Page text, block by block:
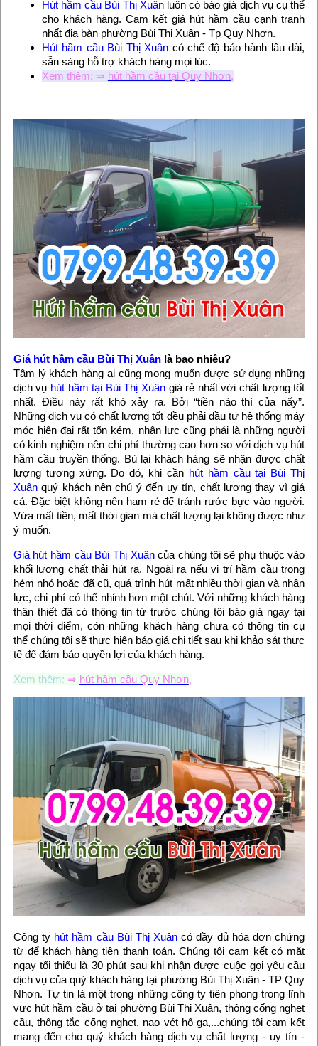
Hút hầm cầu Bùi Thị Xuânluôn có báo giá dịch vụ cụ thể
cho khách hàng. Cam kết giá hút hầm cầu cạnh tranh
nhất địa bàn phường Bùi Thị Xuân - Tp Quy Nhơn.
Hút hầm cầu Bùi Thị Xuân có chế độ bảo hành lâu dài,
sẵn sàng hỗ trợ khách hàng mọi lúc.
Xem thêm: ⇒ hút hầm cầu tại Quy Nhơn,
Giá hút hầm cầu Bùi Thị Xuânlà bao nhiêu?
Tâm lý khách hàng ai cũng mong muốn được sử dụng những
dịch vụ hút hầm tại Bùi Thị Xuân giá rẻ nhất với chất lượng tốt
nhất. Điều này rất khó xảy ra. Bởi “tiền nào thì của nấy”.
Những dịch vụ có chất lượng tốt đều phải đầu tư hệ thống máy
móc hiện đại rất tốn kém, nhân lực cũng phải là những người
có kinh nghiệm nên chi phí thường cao hơn so với dịch vụ hút
hầm cầu truyền thống. Bù lại khách hàng sẽ nhận được chất
lượng tương xứng. Do đó, khi cần hút hầm cầu tại Bùi Thị
Xuânquý khách nên chú ý đến uy tín, chất lượng thay vì giá
cả. Đặc biệt không nên ham rẻ để tránh rước bực vào người.
Vừa mất tiền, mất thời gian mà chất lượng lại không được như
ý muốn.
Giá hút hầm cầu Bùi Thị Xuâncủa chúng tôi sẽ phụ thuộc vào
khối lượng chất thải hút ra. Ngoài ra nếu vị trí hầm cầu trong
hẻm nhỏ hoặc đã cũ, quá trình hút mất nhiều thời gian và nhân
lực, chi phí có thể nhỉnh hơn một chút. Với những khách hàng
thân thiết đã có thông tin từ trước chúng tôi báo giá ngay tại
mọi thời điểm, cón những khách hàng chưa có thông tin cụ
thể chúng tôi sẽ thực hiện báo giá chi tiết sau khi khảo sát thực
tế để đảm bảo quyền lợi của khách hàng.
Xem thêm: ⇒ hút hầm cầu Quy Nhơn,
Công ty hút hầm cầu Bùi Thị Xuân có đầy đủ hóa đơn chứng
từ để khách hàng tiện thanh toán. Chúng tôi cam kết có mặt
ngay tối thiểu là 30 phút sau khi nhận được cuộc gọi yêu cầu
dịch vụ của quý khách hàng tại phường Bùi Thị Xuân - TP Quy
Nhơn. Tự tin là một trong những công ty tiên phong trong lĩnh
vực hút hầm cầu ở tại phường Bùi Thị Xuân, thông cống nghẹt
cầu, thông tắc cống nghẹt, nạo vét hố ga,...chúng tôi cam kết
mang đến cho quý khách hàng dịch vụ chất lượng - uy tín -